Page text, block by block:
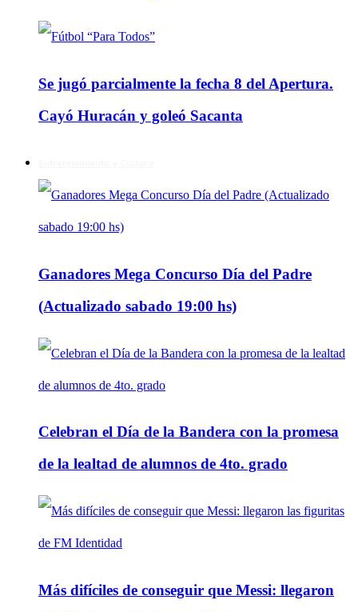
Se jugó parcialmente la fecha 8 del Apertura.
Cayó Huracán y goleó Sacanta
Ganadores Mega Concurso Día del Padre
(Actualizado sabado 19:00 hs)
Celebran el Día de la Bandera con la promesa
de la lealtad de alumnos de 4to. grado
Más difíciles de conseguir que Messi: llegaron